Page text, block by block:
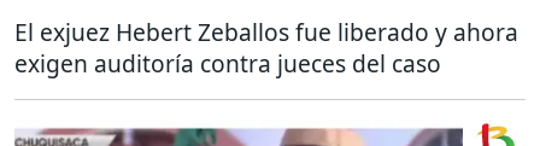
El exjuez Hebert Zeballos fue liberado y ahora
exigen auditoría contra jueces del caso